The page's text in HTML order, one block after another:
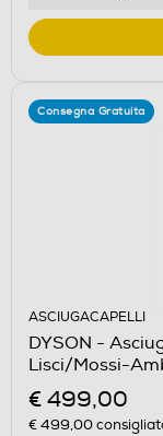
Consegna Gratuita
ASCIUGACAPELLI
DYSON -
Lisci/Mossi-
€ 499,00
€ 499,00